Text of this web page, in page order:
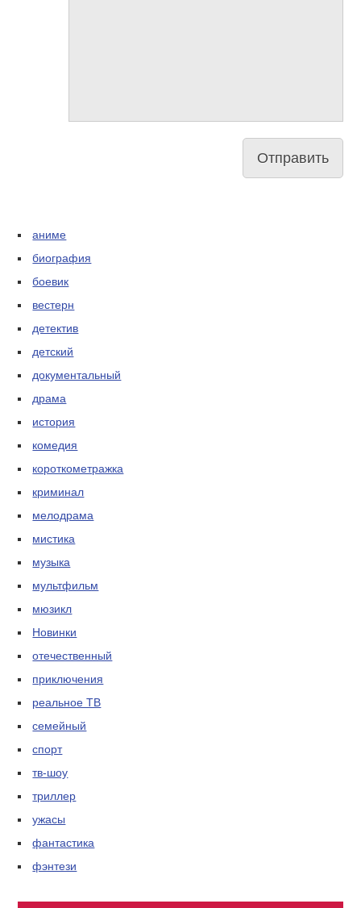
аниме
биография
боевик
вестерн
детектив
детский
документальный
драма
история
комедия
короткометражка
криминал
мелодрама
мистика
музыка
мультфильм
мюзикл
Новинки
отечественный
приключения
реальное ТВ
семейный
спорт
тв-шоу
триллер
ужасы
фантастика
фэнтези